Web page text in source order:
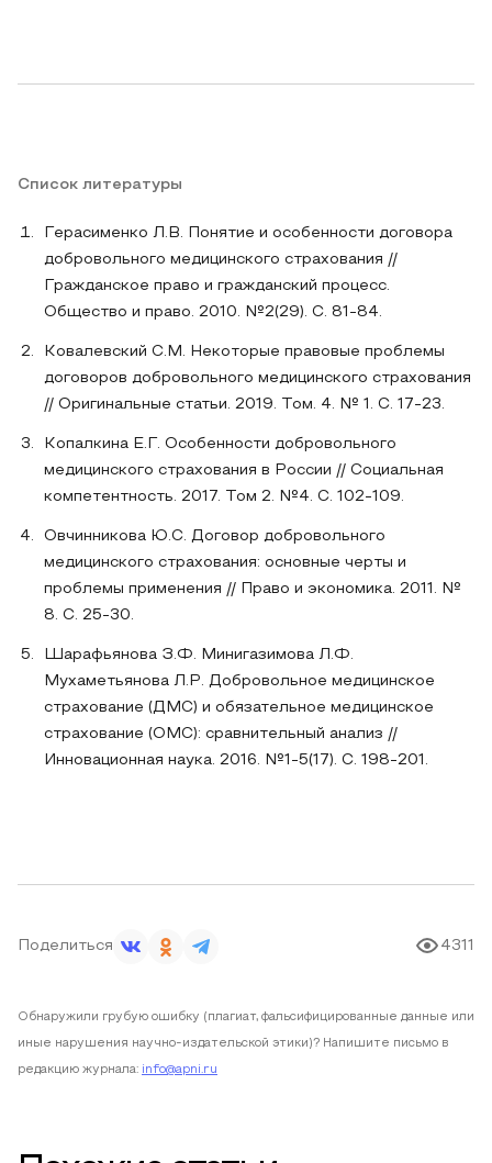
Список литературы
Герасименко Л.В. Понятие и особенности договора
добровольного медицинского страхования //
Гражданское право и гражданский процесс.
Общество и право. 2010. №2(29). С. 81-84.
Ковалевский С.М. Некоторые правовые проблемы
договоров добровольного медицинского страхования
// Оригинальные статьи. 2019. Том. 4. № 1. С. 17-23.
Копалкина Е.Г. Особенности добровольного
медицинского страхования в России // Социальная
компетентность. 2017. Том 2. №4. С. 102-109.
Овчинникова Ю.С. Договор добровольного
медицинского страхования: основные черты и
проблемы применения // Право и экономика. 2011. №
8. С. 25-30.
Шарафьянова З.Ф. Минигазимова Л.Ф.
Мухаметьянова Л.Р. Добровольное медицинское
страхование (ДМС) и обязательное медицинское
страхование (ОМС): сравнительный анализ //
Инновационная наука. 2016. №1-5(17). С. 198-201.
Поделиться 4311
Обнаружили грубую ошибку (плагиат, фальсифицированные данные или
иные нарушения научно-издательской этики)? Напишите письмо в
редакцию журнала: info@apni.ru